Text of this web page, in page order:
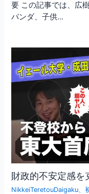
要 この記事では、広
パンダ、子供…
財政的不安定感を
NikkeiTeretouDaigaku 、